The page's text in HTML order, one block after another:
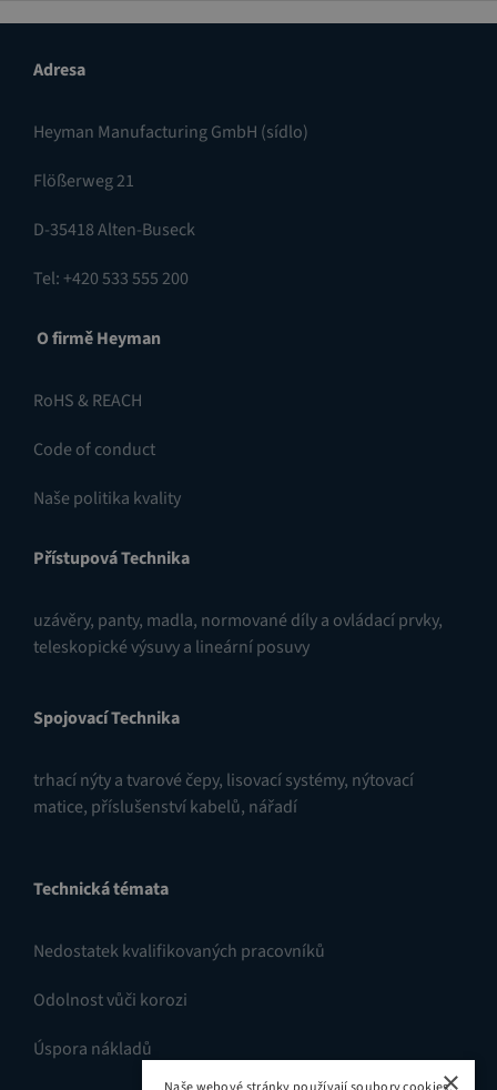
Adresa
Heyman Manufacturing GmbH (sídlo)
Flößerweg 21
D-35418 Alten-Buseck
Tel: +420 533 555 200
O firmě Heyman
RoHS & REACH
Code of conduct
Naše politika kvality
Přístupová Technika
uzávěry, panty, madla, normované díly a ovládací prvky,
teleskopické výsuvy a lineární posuvy
Spojovací Technika
trhací nýty a tvarové čepy, lisovací systémy, nýtovací
matice, příslušenství kabelů, nářadí
Technická témata
Nedostatek kvalifikovaných pracovníků
Odolnost vůči korozi
Úspora nákladů
×